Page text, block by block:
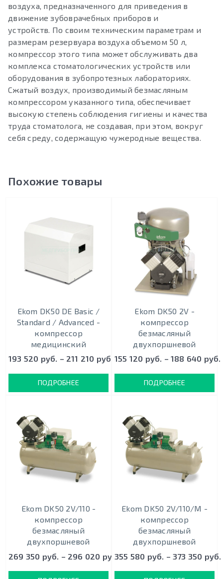
воздуха, предназначенного для приведения в
движение зубоврачебных приборов и
устройств. По своим техническим параметрам и
размерам резервуара воздуха объемом 50 л,
компрессор этого типа может обслуживать два
комплекса стоматологических устройств или
оборудования в зубопротезных лабораториях.
Сжатый воздух, производимый безмасляным
компрессором указанного типа, обеспечивает
высокую степень соблюдения гигиены и качества
труда стоматолога, не создавая, при этом, вокруг
себя среду, содержащую чужеродные вещества.
Похожие товары
Ekom DK50 DE Basic /
Standard / Advanced -
компрессор
медицинский
193 520 руб. – 211 210 руб.
ПОДРОБНЕЕ
Ekom DK50 2V -
кoмпрeccoр
безмасляный
двухпоршневой
155 120 руб. – 188 640 руб.
ПОДРОБНЕЕ
Ekom DK50 2V/110 -
кoмпрeccoр
безмасляный
двухпоршневой
269 350 руб. – 296 020 руб.
Ekom DK50 2V/110/M -
кoмпрeccoр
безмасляный
двухпоршневой
355 580 руб. – 373 350 руб.